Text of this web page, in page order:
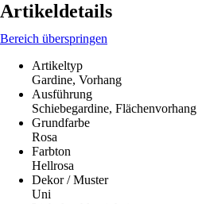
Artikeldetails
Bereich überspringen
Artikeltyp
Gardine, Vorhang
Ausführung
Schiebegardine, Flächenvorhang
Grundfarbe
Rosa
Farbton
Hellrosa
Dekor / Muster
Uni